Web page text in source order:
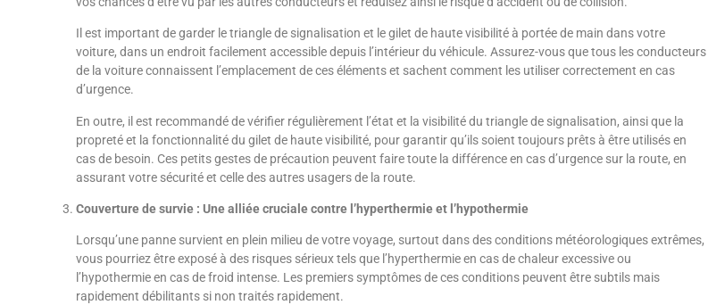
Il est important de garder le triangle de signalisation et le gilet de haute visibilité à portée de main dans votre
voiture, dans un endroit facilement accessible depuis l’intérieur du véhicule. Assurez-vous que tous les conducteurs
de la voiture connaissent l’emplacement de ces éléments et sachent comment les utiliser correctement en cas
d’urgence.
En outre, il est recommandé de vérifier régulièrement l’état et la visibilité du triangle de signalisation, ainsi que la
propreté et la fonctionnalité du gilet de haute visibilité, pour garantir qu’ils soient toujours prêts à être utilisés en
cas de besoin. Ces petits gestes de précaution peuvent faire toute la différence en cas d’urgence sur la route, en
assurant votre sécurité et celle des autres usagers de la route.
Couverture de survie : Une alliée cruciale contre l’hyperthermie et l’hypothermie
Lorsqu’une panne survient en plein milieu de votre voyage, surtout dans des conditions météorologiques extrêmes,
vous pourriez être exposé à des risques sérieux tels que l’hyperthermie en cas de chaleur excessive ou
l’hypothermie en cas de froid intense. Les premiers symptômes de ces conditions peuvent être subtils mais
rapidement débilitants si non traités rapidement.